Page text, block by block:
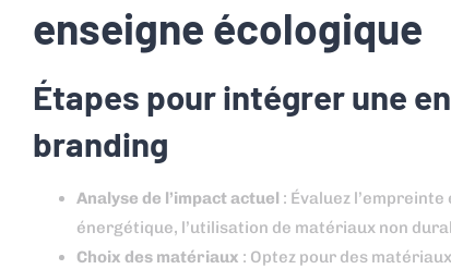
enseigne écologique
Étapes pour intégrer une
branding
Analyse de l’impact actuel : Évaluez
énergétique, l’utilisation de matériaux non
Choix des matériaux : Optez pour des